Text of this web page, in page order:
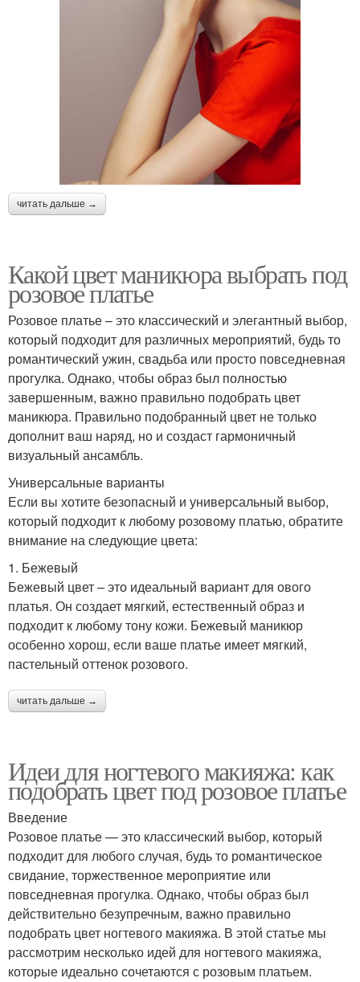
читать дальше →
Какой цвет маникюра выбрать под
розовое платье
Розовое платье – это классический и элегантный выбор,
который подходит для различных мероприятий, будь то
романтический ужин, свадьба или просто повседневная
прогулка. Однако, чтобы образ был полностью
завершенным, важно правильно подобрать цвет
маникюра. Правильно подобранный цвет не только
дополнит ваш наряд, но и создаст гармоничный
визуальный ансамбль.
Универсальные варианты
Если вы хотите безопасный и универсальный выбор,
который подходит к любому розовому платью, обратите
внимание на следующие цвета:
1. Бежевый
Бежевый цвет – это идеальный вариант для ового
платья. Он создает мягкий, естественный образ и
подходит к любому тону кожи. Бежевый маникюр
особенно хорош, если ваше платье имеет мягкий,
пастельный оттенок розового.
читать дальше →
Идеи для ногтевого макияжа: как
подобрать цвет под розовое платье
Введение
Розовое платье — это классический выбор, который
подходит для любого случая, будь то романтическое
свидание, торжественное мероприятие или
повседневная прогулка. Однако, чтобы образ был
действительно безупречным, важно правильно
подобрать цвет ногтевого макияжа. В этой статье мы
рассмотрим несколько идей для ногтевого макияжа,
которые идеально сочетаются с розовым платьем.